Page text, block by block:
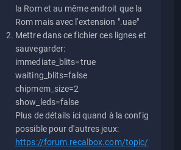
la Rom et au même endroit que la
Rom mais avec l'extension ".uae"
Mettre dans ce fichier ces lignes et
sauvegarder:
immediate_blits=true
waiting_blits=false
chipmem_size=2
show_leds=false
Plus de détails ici quand à la config
possible pour d'autres jeux:
https://forum.recalbox.com/topic/